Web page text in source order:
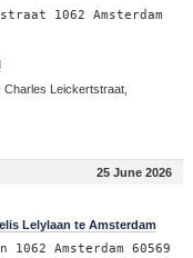
1062 Amsterdam
Charles Leickertstraat,
25 June 2026
Lelylaan te Amsterdam
Amsterdam 60569